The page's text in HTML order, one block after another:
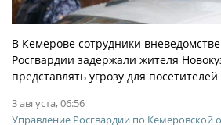
В Кемерове сотрудники
Росгвардии задержали жителя
представлять угрозу для
3 августа, 06:56
Управление Росгвардии по Кемеровской